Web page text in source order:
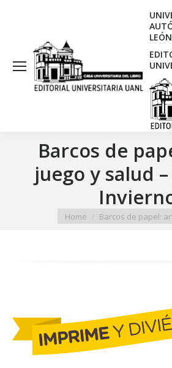
LEÓN
Barcos de
juego y salud
You are here:
Home Barcos de papel: